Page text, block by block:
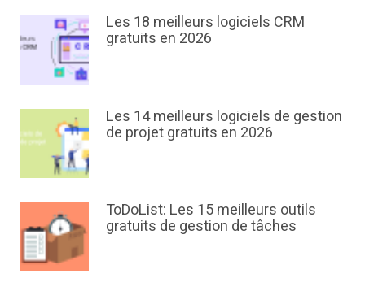
Les 18 meilleurs logiciels CRM
gratuits en 2026
Les 14 meilleurs logiciels de gestion
de projet gratuits en 2026
ToDoList: Les 15 meilleurs outils
gratuits de gestion de tâches